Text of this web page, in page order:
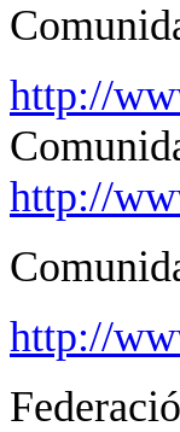
http://
http://
http://